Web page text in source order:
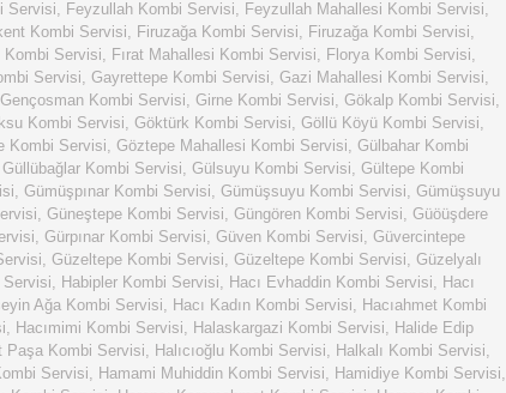
Servisi, Feyzullah Kombi Servisi, Feyzullah Mahallesi Kombi Servisi,
Kombi Servisi, Firuzağa Kombi Servisi, Firuzağa Kombi Servisi,
Kombi Servisi, Fırat Mahallesi Kombi Servisi, Florya Kombi Servisi,
Servisi, Gayrettepe Kombi Servisi, Gazi Mahallesi Kombi Servisi,
Gençosman Kombi Servisi, Girne Kombi Servisi, Gökalp Kombi Servisi,
Kombi Servisi, Göktürk Kombi Servisi, Göllü Köyü Kombi Servisi,
Kombi Servisi, Göztepe Mahallesi Kombi Servisi, Gülbahar Kombi
Güllübağlar Kombi Servisi, Gülsuyu Kombi Servisi, Gültepe Kombi
, Gümüşpınar Kombi Servisi, Gümüşsuyu Kombi Servisi, Gümüşsuyu
, Güneştepe Kombi Servisi, Güngören Kombi Servisi, Güöüşdere
, Gürpınar Kombi Servisi, Güven Kombi Servisi, Güvercintepe
, Güzeltepe Kombi Servisi, Güzeltepe Kombi Servisi, Güzelyalı
, Habipler Kombi Servisi, Hacı Evhaddin Kombi Servisi, Hacı
Ağa Kombi Servisi, Hacı Kadın Kombi Servisi, Hacıahmet Kombi
, Hacımimi Kombi Servisi, Halaskargazi Kombi Servisi, Halide Edip
Paşa Kombi Servisi, Halıcıoğlu Kombi Servisi, Halkalı Kombi Servisi,
Servisi, Hamami Muhiddin Kombi Servisi, Hamidiye Kombi Servisi,